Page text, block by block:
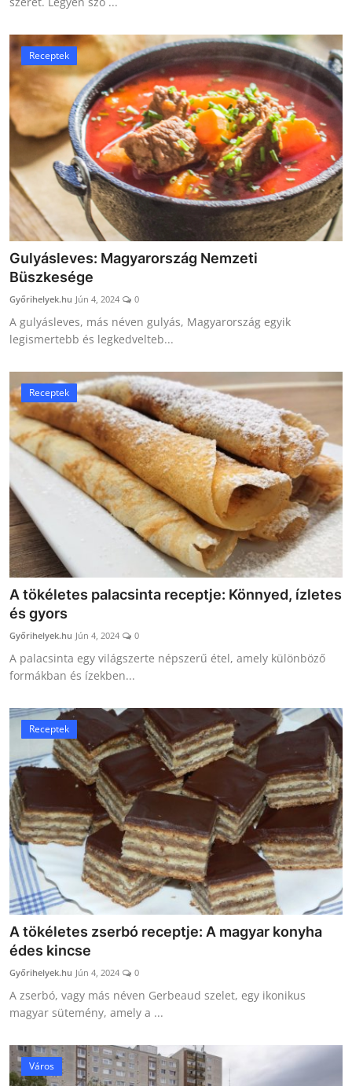
Receptek
Gulyásleves: Magyarország Nemzeti
Büszkesége
Győrihelyek.hu Jún 4, 2024 0
A gulyásleves, más néven gulyás, Magyarország egyik
legismertebb és legkedvelteb...
Receptek
A tökéletes palacsinta receptje: Könnyed, ízletes
és gyors
Győrihelyek.hu Jún 4, 2024 0
A palacsinta egy világszerte népszerű étel, amely különböző
formákban és ízekben...
Receptek
A tökéletes zserbó receptje: A magyar konyha
édes kincse
Győrihelyek.hu Jún 4, 2024 0
A zserbó, vagy más néven Gerbeaud szelet, egy ikonikus
magyar sütemény, amely a ...
Város